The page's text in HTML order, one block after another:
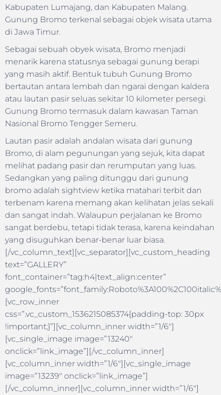
Kabupaten Lumajang, dan Kabupaten Malang.
Gunung Bromo terkenal sebagai objek wisata utama
di Jawa Timur.
Sebagai sebuah obyek wisata, Bromo menjadi
menarik karena statusnya sebagai gunung berapi
yang masih aktif. Bentuk tubuh Gunung Bromo
bertautan antara lembah dan ngarai dengan kaldera
atau lautan pasir seluas sekitar 10 kilometer persegi.
Gunung Bromo termasuk dalam kawasan Taman
Nasional Bromo Tengger Semeru.
Lautan pasir adalah andalan wisata dari gunung
Bromo, di alam pegunungan yang sejuk, kita dapat
melihat padang pasir dan rerumputan yang luas.
Sedangkan yang paling ditunggu dari gunung
bromo adalah sightview ketika matahari terbit dan
terbenam karena memang akan kelihatan jelas sekali
dan sangat indah. Walaupun perjalanan ke Bromo
sangat berdebu, tetapi tidak terasa, karena keindahan
yang disuguhkan benar-benar luar biasa.
[/vc_column_text][vc_separator][vc_custom_heading
text=”GALLERY”
font_container=”tag:h4|text_align:center”
[vc_row_inner
css=”.vc_custom_1536215085374{padding-top: 30px
!important;}”][vc_column_inner width=”1/6″]
[vc_single_image image=”13240″
onclick=”link_image”][/vc_column_inner]
[vc_column_inner width=”1/6″][vc_single_image
image=”13239″ onclick=”link_image”]
[/vc_column_inner][vc_column_inner width=”1/6″]